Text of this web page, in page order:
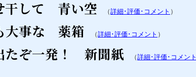
干して 青い空 （詳細･評価･コメント ）
大事な 薬箱 （詳細･評価･コメント ）
ぞ一発！ 新聞紙 （詳細･評価･コメント